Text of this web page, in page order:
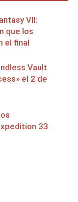
VII:
que los
el final
Vault
el 2 de
33